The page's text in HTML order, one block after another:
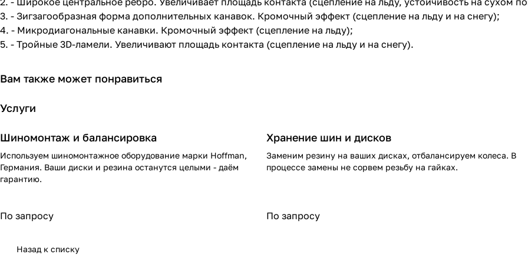
1. - Зигзагообразная форма основных канавок. Кромочный эффект (сцепление на льду);
2. - Широкое центральное ребро. Увеличивает площадь контакта (сцепление на льду, устойчивость на сухом
3. - Зигзагообразная форма дополнительных канавок. Кромочный эффект (сцепление на льду и на снегу);
4. - Микродиагональные канавки. Кромочный эффект (сцепление на льду);
Шиномонтаж и балансировка
Используем шиномонтажное оборудование марки Hoffman,
Германия. Ваши диски и резина останутся целыми - даём
Хранение шин и дисков
Заменим резину на ваших дисках, отбалансируем колеса. В